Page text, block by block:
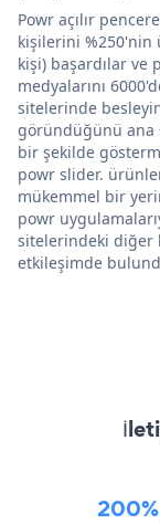
Powr açılır
kişilerini %250'nin
kişi) başardılar ve
medyalarını
sitelerinde
göründüğünü ana
bir şekilde
powr slider.
mükemmel bir
powr
sitelerindeki diğer
etkileşimde